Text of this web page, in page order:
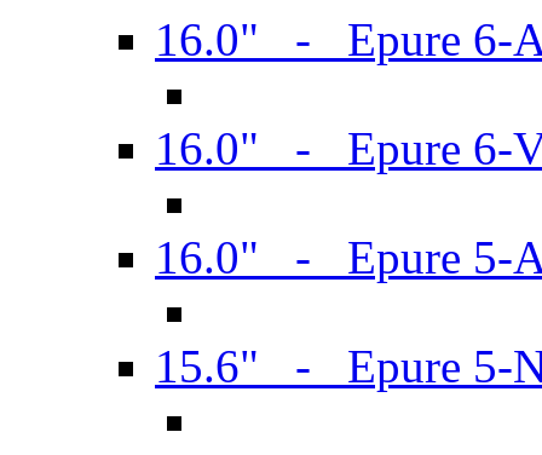
16.0" - Epure 6-
16.0" - Epure 6-
16.0" - Epure 5-
15.6" - Epure 5-